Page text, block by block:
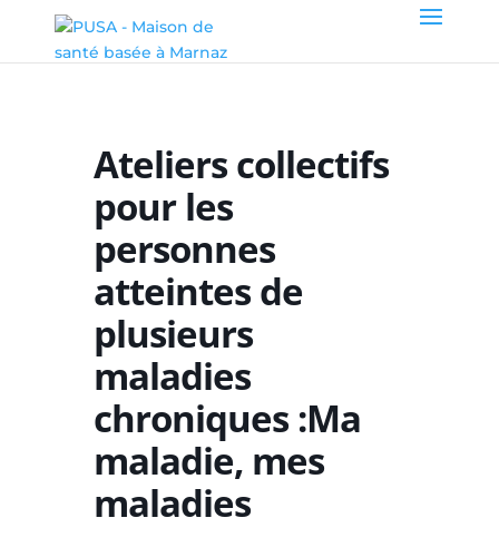
Ateliers collectifs
pour les
personnes
atteintes de
plusieurs
maladies
chroniques :Ma
maladie, mes
maladies